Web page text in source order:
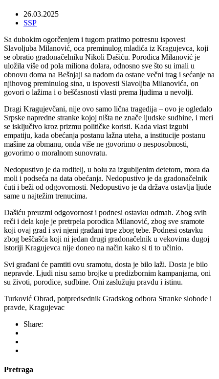
26.03.2025
SSP
Sa dubokim ogorčenjem i tugom pratimo potresnu ispovest
Slavoljuba Milanović, oca preminulog mladića iz Kragujevca, koji
se obratio gradonačelniku Nikoli Dašiću. Porodica Milanović je
uložila više od pola miliona dolara, odnosno sve što su imali u
obnovu doma na Bešnjaji sa nadom da ostane večni trag i sećanje na
njihovog preminulog sina, u ispovesti Slavoljba Milanovića, on
govori o lažima i o beščasnosti vlasti prema ljudima u nevolji.
Dragi Kragujevčani, nije ovo samo lična tragedija – ovo je ogledalo
Srpske napredne stranke kojoj ništa ne znače ljudske sudbine, i meri
se isključivo kroz prizmu političke koristi. Kada vlast izgubi
empatiju, kada obećanja postanu lažna uteha, a institucije postanu
mašine za obmanu, onda više ne govorimo o nesposobnosti,
govorimo o moralnom sunovratu.
Nedopustivo je da roditelj, u bolu za izgubljenim detetom, mora da
moli i podseća na data obećanja. Nedopustivo je da gradonačelnik
ćuti i beži od odgovornosti. Nedopustivo je da država ostavlja ljude
same u najtežim trenucima.
Dašiću preuzmi odgovornost i podnesi ostavku odmah. Zbog svih
reči i dela koje je pretrpela porodica Milanović, zbog sve sramote
koji ovaj grad i svi njeni građani trpe zbog tebe. Podnesi ostavku
zbog beščašća koji ni jedan drugi gradonačelnik u vekovima dugoj
istoriji Kragujevca nije doneo na način kako si ti to učinio.
Svi građani će pamtiti ovu sramotu, dosta je bilo laži. Dosta je bilo
nepravde. Ljudi nisu samo brojke u predizbornim kampanjama, oni
su životi, porodice, sudbine. Oni zaslužuju pravdu i istinu.
Turković Obrad, potpredsednik Gradskog odbora Stranke slobode i
pravde, Kragujevac
Share:
Pretraga